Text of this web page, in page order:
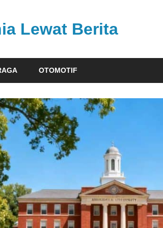
Lewat Berita
OTOMOTIF